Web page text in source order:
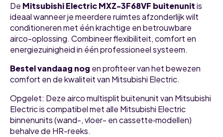
De Mitsubishi Electric MXZ-3F68VF buitenunitis
ideaal wanneer je meerdere ruimtes afzonderlijk wilt
conditioneren met één krachtige en betrouwbare
airco-oplossing. Combineer flexibiliteit, comfort en
energiezuinigheid in één professioneel systeem.
Bestel vandaag nog en profiteer van het bewezen
comfort en de kwaliteit van Mitsubishi Electric.
Opgelet: Deze airco multisplit buitenunit van Mitsubishi
Electric is compatibel met alle Mitsubishi Electric
binnenunits (wand-, vloer- en cassette‑modellen)
behalve de HR-reeks.